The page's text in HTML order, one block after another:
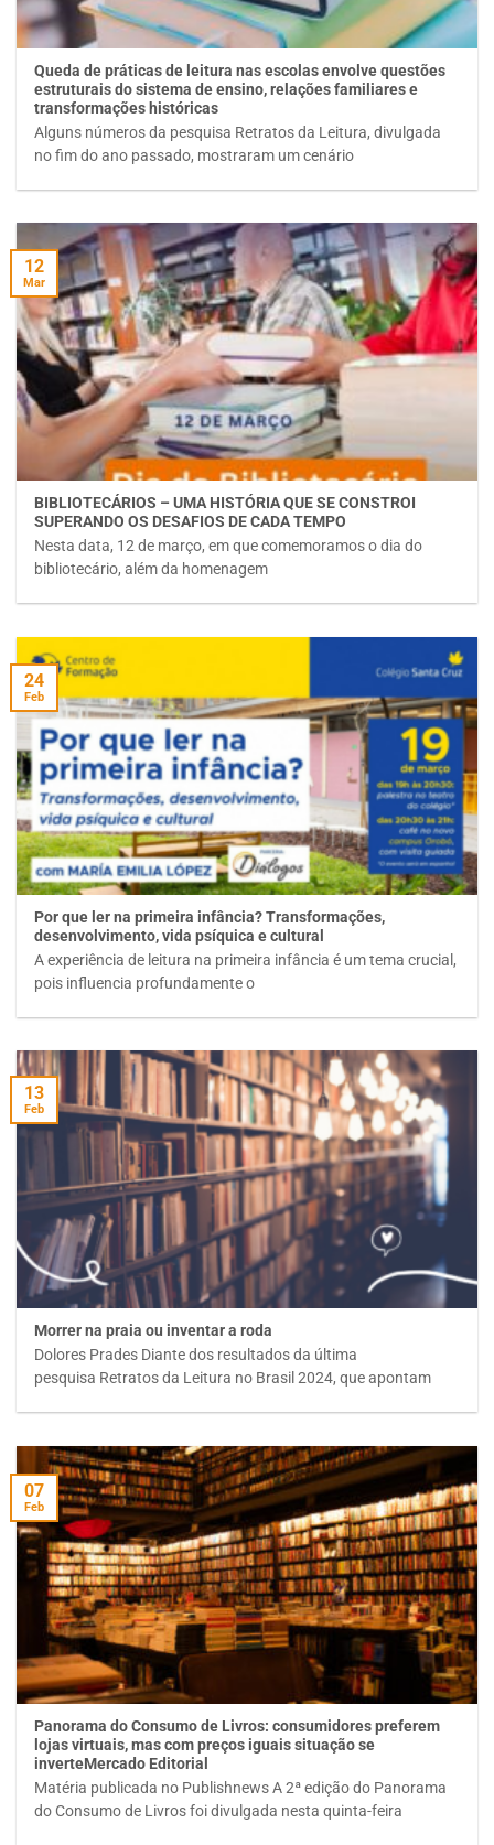
Queda de práticas de leitura nas escolas envolve questões
estruturais do sistema de ensino, relações familiares e
transformações históricas
Alguns números da pesquisa Retratos da Leitura, divulgada
no fim do ano passado, mostraram um cenário
BIBLIOTECÁRIOS – UMA HISTÓRIA QUE SE CONSTROI
SUPERANDO OS DESAFIOS DE CADA TEMPO
Nesta data, 12 de março, em que comemoramos o dia do
bibliotecário, além da homenagem
12
Mar
Por que ler na primeira infância? Transformações,
desenvolvimento, vida psíquica e cultural
A experiência de leitura na primeira infância é um tema crucial,
pois influencia profundamente o
24
Feb
Morrer na praia ou inventar a roda
Dolores Prades Diante dos resultados da última
pesquisa Retratos da Leitura no Brasil 2024, que apontam
13
Feb
Panorama do Consumo de Livros: consumidores preferem
lojas virtuais, mas com preços iguais situação se
inverteMercado Editorial
Matéria publicada no Publishnews A 2ª edição do Panorama
do Consumo de Livros foi divulgada nesta quinta-feira
07
Feb